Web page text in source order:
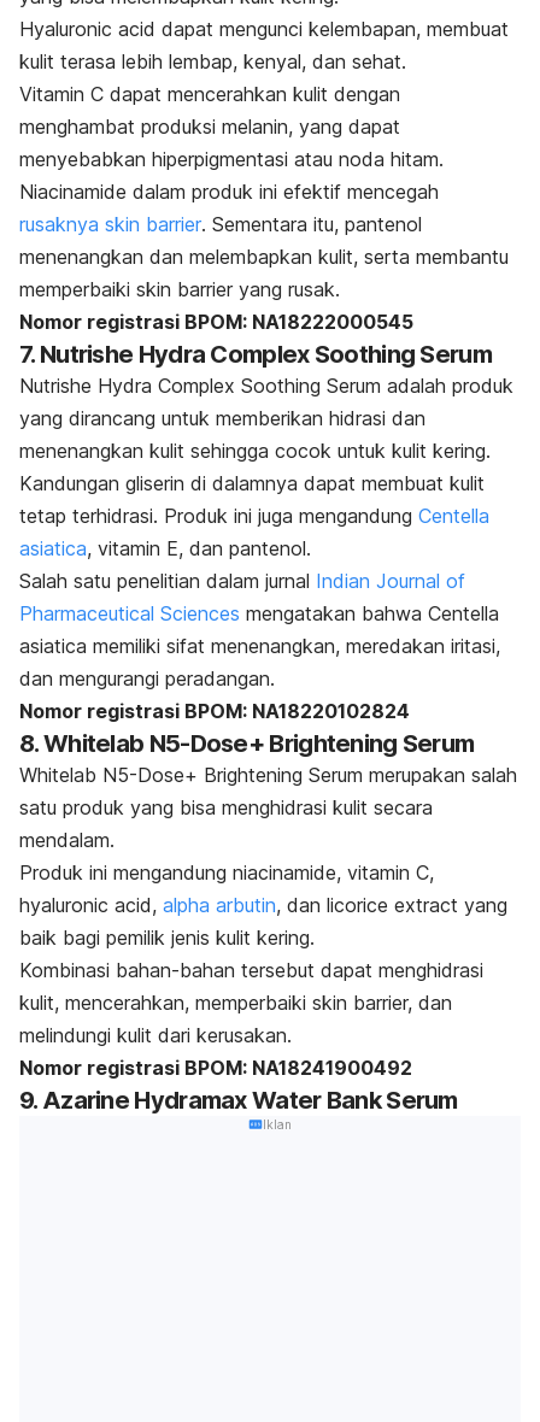
Hyaluronic acid dapat mengunci kelembapan, membuat
kulit terasa lebih lembap, kenyal, dan sehat.
Vitamin C dapat mencerahkan kulit dengan
menghambat produksi melanin, yang dapat
menyebabkan hiperpigmentasi atau noda hitam.
Niacinamide dalam produk ini efektif mencegah
rusaknya skin barrier. Sementara itu, pantenol
menenangkan dan melembapkan kulit, serta membantu
memperbaiki skin barrier yang rusak.
Nomor registrasi BPOM: NA18222000545
7. Nutrishe Hydra Complex Soothing Serum
Nutrishe Hydra Complex Soothing Serum adalah produk
yang dirancang untuk memberikan hidrasi dan
menenangkan kulit sehingga cocok untuk kulit kering.
Kandungan gliserin di dalamnya dapat membuat kulit
tetap terhidrasi. Produk ini juga mengandung Centella
asiatica, vitamin E, dan pantenol.
Salah satu penelitian dalam jurnal Indian Journal of
Pharmaceutical Sciences mengatakan bahwa Centella
asiatica memiliki sifat menenangkan, meredakan iritasi,
dan mengurangi peradangan.
Nomor registrasi BPOM: NA18220102824
8. Whitelab N5-Dose+ Brightening Serum
Whitelab N5-Dose+ Brightening Serum merupakan salah
satu produk yang bisa menghidrasi kulit secara
mendalam.
Produk ini mengandung niacinamide, vitamin C,
hyaluronic acid, alpha arbutin, dan licorice extract yang
baik bagi pemilik jenis kulit kering.
Kombinasi bahan-bahan tersebut dapat menghidrasi
kulit, mencerahkan, memperbaiki skin barrier, dan
melindungi kulit dari kerusakan.
Nomor registrasi BPOM: NA18241900492
9. Azarine Hydramax Water Bank Serum
Iklan